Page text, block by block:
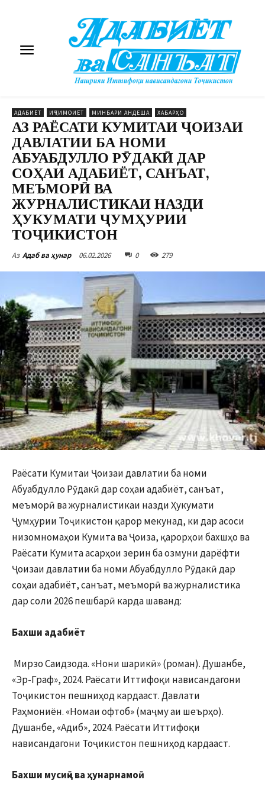
АДАБИЁТ ИҶТИМОИЁТ МИНБАРИ АНДЕША ХАБАРҲО
АЗ РАЁСАТИ КУМИТАИ ҶОИЗАИ
ДАВЛАТИИ БА НОМИ
АБУАБДУЛЛО РӮДАКӢ ДАР
СОҲАИ АДАБИЁТ, САНЪАТ,
МЕЪМОРӢ ВА
ЖУРНАЛИСТИКАИ НАЗДИ
ҲУКУМАТИ ҶУМҲУРИИ
ТОҶИКИСТОН
Аз Адаб ва ҳунар 06.02.2026 0 279
Раёсати Кумитаи Ҷоизаи давлатии ба номи
Абуабдулло Рӯдакӣ дар соҳаи адабиёт, санъат,
меъморӣ ва журналистикаи назди Ҳукумати
Ҷумҳурии Тоҷикистон қарор мекунад, ки дар асоси
низомномаҳои Кумита ва Ҷоиза, қарорҳои бахшҳо ва
Раёсати Кумита асарҳои зерин ба озмуни дарёфти
Ҷоизаи давлатии ба номи Абуабдулло Рӯдакӣ дар
соҳаи адабиёт, санъат, меъморӣ ва журналистика
дар соли 2026 пешбарӣ карда шаванд:
Бахши адабиёт
Мирзо Саидзода. «Нони шарикӣ» (роман). Душанбе,
«Эр-Граф», 2024. Раёсати Иттифоқи нависандагони
Тоҷикистон пешниҳод кардааст. Давлати
Раҳмониён. «Номаи офтоб» (маҷму аи шеърҳо).
Душанбе, «Адиб», 2024. Раёсати Иттифоқи
нависандагони Тоҷикистон пешниҳод кардааст.
Бахши мусиқӣ ва ҳунарнамоӣ